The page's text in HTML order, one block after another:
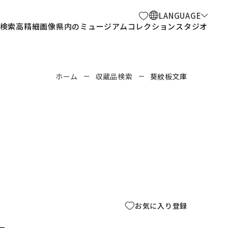
LANGUAGE
索高精細画像県内のミュージアムコレクションスタジオ
ホーム 収蔵品検索 葵紋板文庫
お気に入り登録